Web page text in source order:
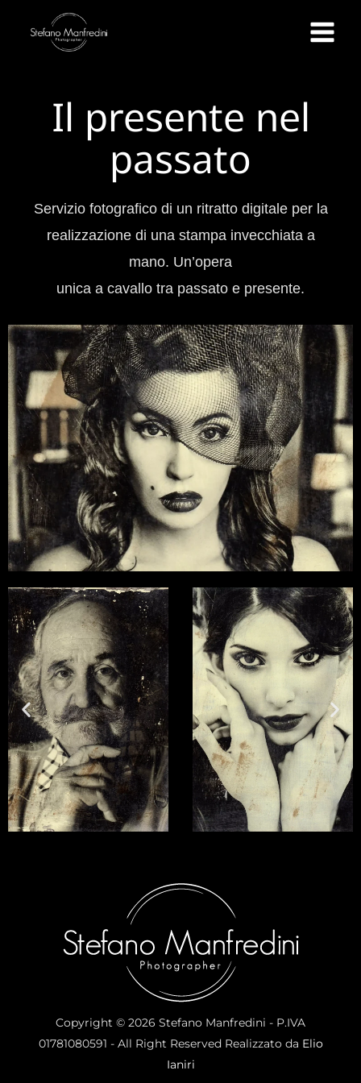
Il presente nel
passato
Servizio fotografico di un ritratto digitale per la
realizzazione di una stampa invecchiata a
mano. Un’opera
unica a cavallo tra passato e presente.
Copyright © 2026 Stefano Manfredini - P.IVA
01781080591 - All Right Reserved Realizzato da Elio
Ianiri